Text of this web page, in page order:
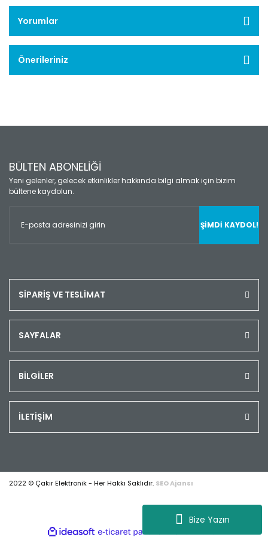
Bize Yazın
Yorumlar
Önerileriniz
BÜLTEN ABONELİĞİ
Yeni gelenler, gelecek etkinlikler hakkında bilgi almak için bizim
bültene kaydolun.
ŞİMDİ KAYDOL!
SİPARİŞ VE TESLİMAT
SAYFALAR
BİLGİLER
İLETİŞİM
2022 © Çakır Elektronik - Her Hakkı Saklıdır. SEO Ajansı
ideasoft